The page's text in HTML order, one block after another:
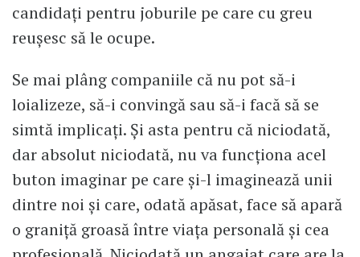
candidați pentru joburile pe care cu greu
reușesc să le ocupe.
Se mai plâng companiile că nu pot să-i
loializeze, să-i convingă sau să-i facă să se
simtă implicați. Și asta pentru că niciodată,
dar absolut niciodată, nu va funcționa acel
buton imaginar pe care și-l imaginează unii
dintre noi și care, odată apăsat, face să apară
o graniță groasă între viața personală și cea